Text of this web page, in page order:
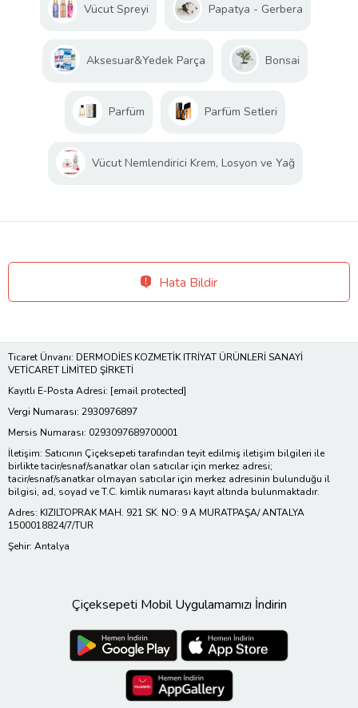
Vücut Spreyi Papatya - Gerbera
Aksesuar&Yedek Parça Bonsai
Parfüm Parfüm Setleri
Vücut Nemlendirici Krem, Losyon ve Yağ
Hata Bildir
Ticaret Ünvanı: DERMODİES KOZMETİK ITRİYAT ÜRÜNLERİ SANAYİ
VETİCARET LİMİTED ŞİRKETİ
Kayıtlı E-Posta Adresi: [email protected]
Vergi Numarası: 2930976897
Mersis Numarası: 0293097689700001
İletişim: Satıcının Çiçeksepeti tarafından teyit edilmiş iletişim bilgileri ile
birlikte tacir/esnaf/sanatkar olan satıcılar için merkez adresi;
tacir/esnaf/sanatkar olmayan satıcılar için merkez adresinin bulunduğu il
bilgisi, ad, soyad ve T.C. kimlik numarası kayıt altında bulunmaktadır.
Adres: KIZILTOPRAK MAH. 921 SK. NO: 9 A MURATPAŞA/ ANTALYA
1500018824/7/TUR
Şehir: Antalya
Çiçeksepeti Mobil Uygulamamızı İndirin